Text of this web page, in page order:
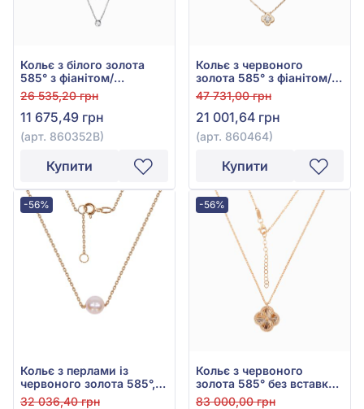
Кольє з білого золота
585° з фіанітом/
куб.цирконієм, арт.
860352В
26 535,20 грн
11 675,49 грн
(арт. 860352В)
Купити
Кольє з червоного
золота 585° з фіанітом/
куб.цирконієм, арт.
860464
47 731,00 грн
21 001,64 грн
(арт. 860464)
Купити
-56%
Кольє з перлами із
червоного золота 585°,
арт. 860266
32 036,40 грн
-56%
Кольє з червоного
золота 585° без вставки,
арт. 1010023
83 000,00 грн